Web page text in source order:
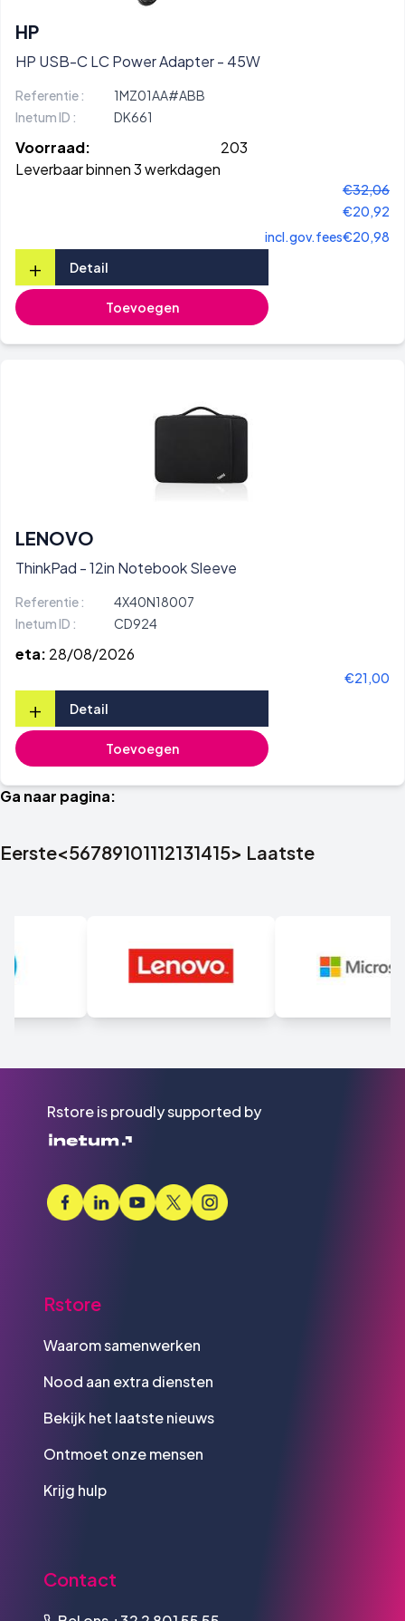
HP
HP USB-C LC Power Adapter - 45W
Referentie :
1MZ01AA#ABB
Inetum ID :
DK661
Voorraad:
203
Leverbaar binnen 3 werkdagen
€32,06
€20,92
incl.gov.fees€20,98
+ Detail
Toevoegen
LENOVO
ThinkPad - 12in Notebook Sleeve
Referentie :
4X40N18007
Inetum ID :
CD924
eta: 28/08/2026
€21,00
+ Detail
Toevoegen
Ga naar pagina:
Eerste<56789101112131415> Laatste
Rstore is proudly supported by
Rstore
Waarom samenwerken
Nood aan extra diensten
Bekijk het laatste nieuws
Ontmoet onze mensen
Krijg hulp
Contact